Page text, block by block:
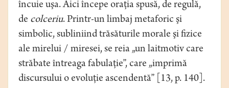
încuie uşa. Aici începe oraţia spusă, de regulă,
de colceriu. Printr-un limbaj metaforic şi
simbolic, subliniind trăsăturile morale şi fizice
ale mirelui / miresei, se reia „un laitmotiv care
străbate întreaga fabulaţie”, care „imprimă
discursului o evoluţie ascendentă” [13, p. 140].